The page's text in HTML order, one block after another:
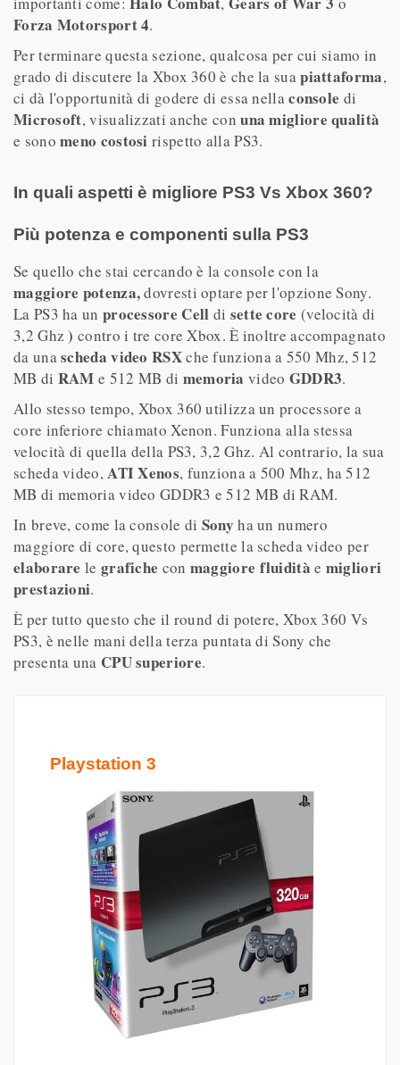
Forza Motorsport 4.
Per terminare questa sezione, qualcosa per cui siamo in
grado di discutere la Xbox 360 è che la suapiattaforma,
ci dà l'opportunità di godere di essa nellaconsole di
Microsoft, visualizzati anche conuna migliore qualità
e sonomeno costosi rispetto alla PS3.
In quali aspetti è migliore PS3 Vs Xbox 360?
Più potenza e componenti sulla PS3
Se quello che stai cercando è la console con la
maggiore potenza,dovresti optare per l'opzione Sony.
La PS3 ha un processore Cell di sette core (velocità di
3,2 Ghz) contro i tre core Xbox. È inoltre accompagnato
da unascheda video RSXche funziona a 550 Mhz, 512
MB di RAM e 512 MB di memoria video GDDR3.
Allo stesso tempo, Xbox 360 utilizza un processore a
core inferiore chiamato Xenon. Funziona alla stessa
velocità di quella della PS3, 3,2 Ghz. Al contrario, la sua
scheda video,ATI Xenos, funziona a 500 Mhz, ha 512
MB di memoria video GDDR3 e 512 MB di RAM.
In breve, come la console di Sony ha un numero
maggiore di core, questo permette la scheda video per
elaborare le grafiche con maggiore fluidità e migliori
prestazioni.
È per tutto questo che il round di potere, Xbox 360 Vs
PS3, è nelle mani della terza puntata di Sony che
presenta una CPU superiore.
Playstation 3